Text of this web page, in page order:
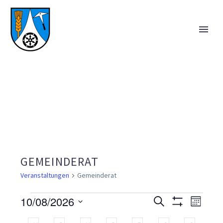
GEMEINDERAT
Veranstaltungen Gemeinderat
VERANSTALTUNGEN
Suche
Anzeigen
Monat
10/08/2026
Datum